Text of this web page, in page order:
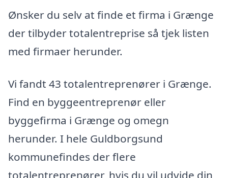
Ønsker du selv at finde et firma i Grænge
der tilbyder totalentreprise så tjek listen
med firmaer herunder.
Vi fandt 43 totalentreprenører i Grænge.
Find en byggeentreprenør eller
byggefirma i Grænge og omegn
herunder. I hele Guldborgsund
kommunefindes der flere
totalentreprenører, hvis du vil udvide din